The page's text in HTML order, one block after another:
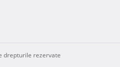
drepturile rezervate